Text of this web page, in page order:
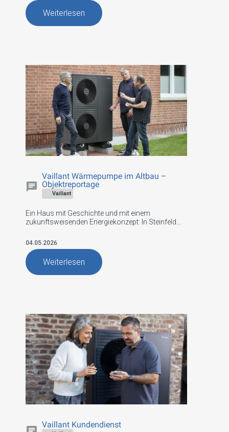
Wärmepumpe – kann sich finanziell lohnen.
Weiterlesen
Vaillant
Vaillant Wärmepumpe im Altbau –
Objektreportage
Ein Haus mit Geschichte und mit einem
zukunftsweisenden Energiekonzept: In Steinfeld
Kombination aus Wärmepumpe und Gas-
Brennwertkessel
04.05.2026
Weiterlesen
Vaillant Kundendienst